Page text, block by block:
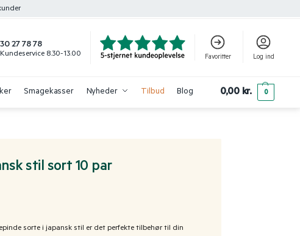
30 27 78 78
Kundeservice 8.30-13.00 Favoritter Log ind
Smagekasser Nyheder Tilbud Blog 0,00 kr. 0
stil sort 10 par
sorte i japansk stil er det perfekte tilbehør til din